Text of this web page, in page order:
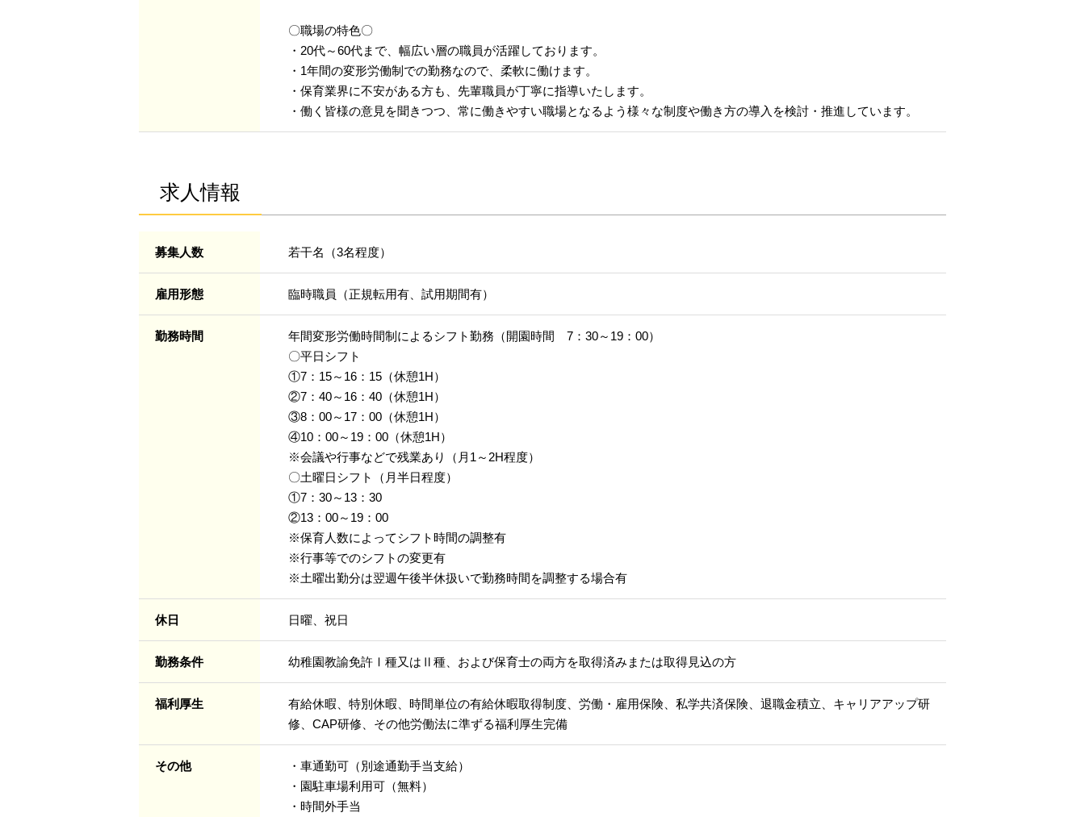
〇職場の特色〇
・20代～60代まで、幅広い層の職員が活躍しております。
・1年間の変形労働制での勤務なので、柔軟に働けます。
・保育業界に不安がある方も、先輩職員が丁寧に指導いたします。
・働く皆様の意見を聞きつつ、常に働きやすい職場となるよう様々な制度や働き方の導入を検討・推進しています。
求人情報
募集人数 若干名（3名程度）
雇用形態 臨時職員（正規転用有、試用期間有）
勤務時間
年間変形労働時間制によるシフト勤務（開園時間 7：30～19：00）
〇平日シフト
①7：15～16：15（休憩1H）
②7：40～16：40（休憩1H）
③8：00～17：00（休憩1H）
④10：00～19：00（休憩1H）
※会議や行事などで残業あり（月1～2H程度）
〇土曜日シフト（月半日程度）
①7：30～13：30
②13：00～19：00
※保育人数によってシフト時間の調整有
※行事等でのシフトの変更有
※土曜出勤分は翌週午後半休扱いで勤務時間を調整する場合有
休日 日曜、祝日
勤務条件 幼稚園教諭免許Ⅰ種又はⅡ種、および保育士の両方を取得済みまたは取得見込の方
福利厚生
有給休暇、特別休暇、時間単位の有給休暇取得制度、労働・雇用保険、私学共済保険、退職金積立、キャリアアップ研
修、CAP研修、その他労働法に準ずる福利厚生完備
その他
・車通勤可（別途通勤手当支給）
・園駐車場利用可（無料）
・時間外手当